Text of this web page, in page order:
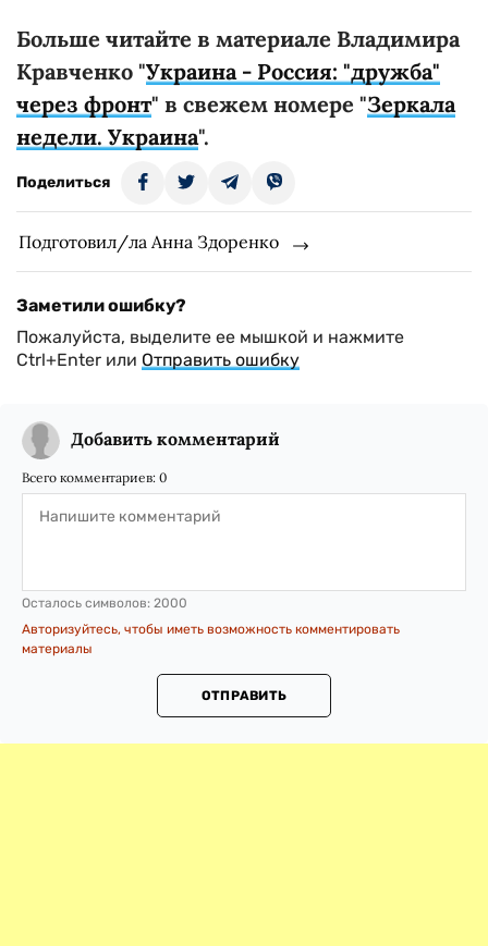
Больше читайте в материале Владимира
Кравченко "Украина - Россия: "дружба"
через фронт" в свежем номере "Зеркала
недели. Украина".
Поделиться
Подготовил/ла Анна Здоренко
Заметили ошибку?
Пожалуйста, выделите ее мышкой и нажмите
Ctrl+Enter или Отправить ошибку
Добавить комментарий
Всего комментариев: 0
Осталось символов: 2000
Авторизуйтесь, чтобы иметь возможность комментировать
материалы
ОТПРАВИТЬ